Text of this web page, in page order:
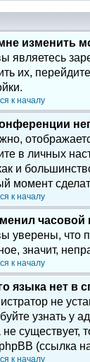
изменить
являетесь
их,
к началу
в личных
и
момент
к началу
часовой
уверены, что
значит,
к началу
языка нет в
не
узнать у
не
(ссылка
к началу